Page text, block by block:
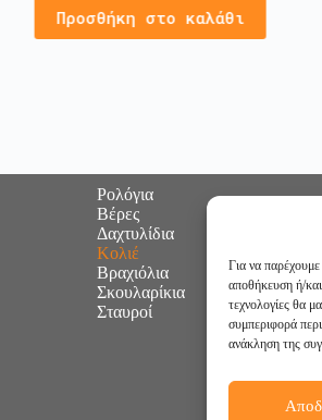
Για να
αποθήκευση ή/
τεχνολογίες θα
συμπεριφορά
ανάκληση της
Προσθήκη στο καλάθι
Ρολόγια
Βέρες
Δαχτυλίδια
Κολιέ
Βραχιόλια
Σκουλαρίκια
Σταυροί